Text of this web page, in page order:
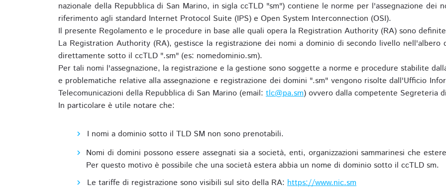
nazionale della Repubblica di San Marino, in sigla ccTLD "sm") contiene le norme per l'assegnazione dei
riferimento agli standard Internet Protocol Suite (IPS) e Open System Interconnection (OSI).
Il presente Regolamento e le procedure in base alle quali opera la Registration Authority (RA) sono
La Registration Authority (RA), gestisce la registrazione dei nomi a dominio di secondo livello nell'albero
direttamente sotto il ccTLD ".sm" (es: nomedominio.sm).
Per tali nomi l'assegnazione, la registrazione e la gestione sono soggette a norme e procedure stabilite
e problematiche relative alla assegnazione e registrazione dei domini ".sm" vengono risolte dall'Ufficio
Telecomunicazioni della Repubblica di San Marino (email: tlc@pa.sm) ovvero dalla competente Segreteria
In particolare è utile notare che:
I nomi a dominio sotto il TLD SM non sono prenotabili.
Nomi di domini possono essere assegnati sia a società, enti, organizzazioni sammarinesi che
Per questo motivo è possibile che una società estera abbia un nome di dominio sotto il ccTLD sm.
Le tariffe di registrazione sono visibili sul sito della RA: https://www.nic.sm